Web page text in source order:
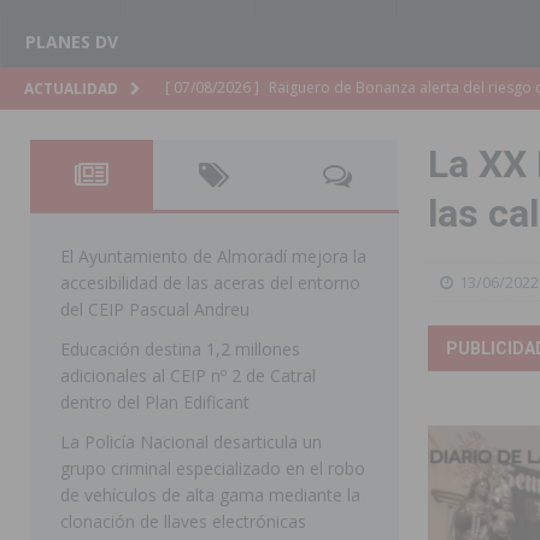
PLANES DV
ACTUALIDAD [ 07/08/2026 ] Raiguero de Bonanza alerta del
[ 07/08/2026 ]
La Generalitat impulsa el
[ 07/08/2026 ] Benferri ya se prepara para dar
[ 07/08/2026 ] Bigastro se viste de gala para la
[ 07/08/2026 ] Rojales clausura con éxito las Fiestas
Arcángel
REDOVÁN
[ 06/08/2026 ]
La Diputación destina dos millones
ellos varios de la Vega Baja
La
las
13/06/2022
El Ayuntamiento de Almoradí mejora la
accesibilidad de las aceras del entorno
del CEIP Pascual Andreu
Educación destina 1,2 millones
adicionales al CEIP nº 2 de Catral
dentro del Plan Edificant
La Policía Nacional desarticula un
grupo criminal especializado en el robo
de vehículos de alta gama mediante la
clonación de llaves electrónicas